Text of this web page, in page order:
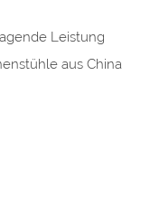
Leistung
aus China